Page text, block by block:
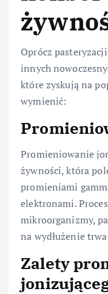
Oprócz
innych
które zyskują na
wymienić:
Promieniowanie
żywności, która
promieniami
elektronami.
mikroorganizmy,
na wydłużenie
Zalety